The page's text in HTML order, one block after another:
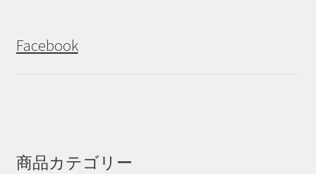
Facebook
商品カテゴリー